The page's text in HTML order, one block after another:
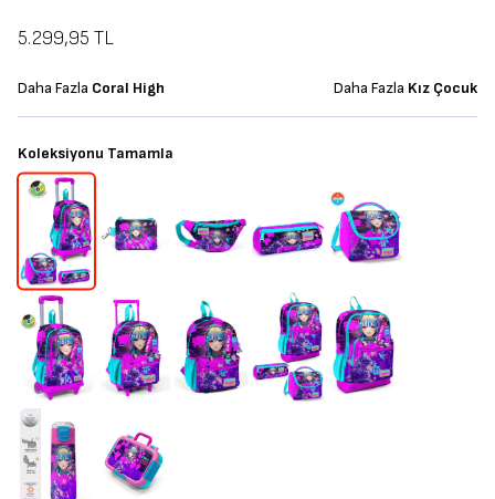
5.299,95 TL
Daha Fazla Coral High Daha Fazla Kız Çocuk
Koleksiyonu Tamamla